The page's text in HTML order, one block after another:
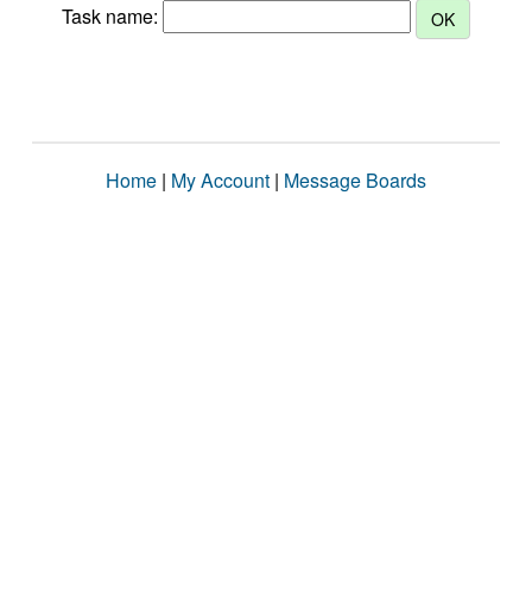
Task name:
Home | My Account | Message Boards